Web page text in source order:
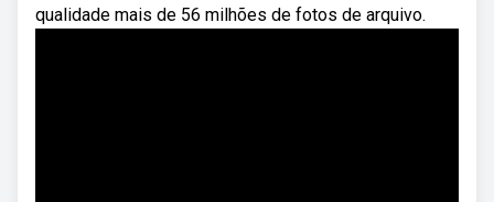
qualidade mais de 56 milhões de fotos de arquivo.